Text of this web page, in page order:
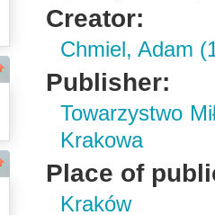
Creator:
Chmiel, Adam
Publisher:
Towarzystwo
Krakowa
Place of
Kraków